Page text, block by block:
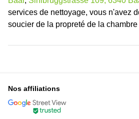
services de nettoyage, vous n'avez
soucier de la propreté de la
Nos affiliations